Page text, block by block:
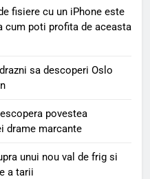
fisiere cu un iPhone este
cum poti profita de aceasta
sa descoperi Oslo
povestea
drame marcante
unui nou val de frig si
a tarii